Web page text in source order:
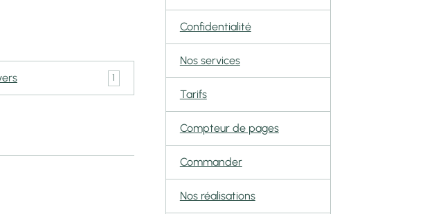
1
Confidentialité
Nos services
Tarifs
Compteur de pages
Commander
Nos réalisations